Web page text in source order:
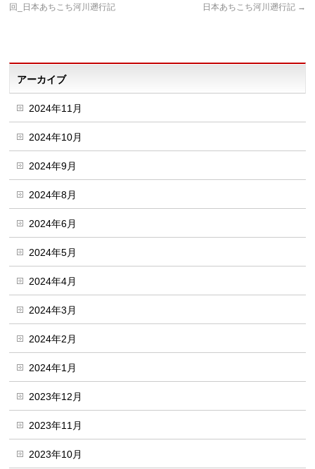
回_日本あちこち河川遡行記
日本あちこち河川遡行記 →
アーカイブ
2024年11月
2024年10月
2024年9月
2024年8月
2024年6月
2024年5月
2024年4月
2024年3月
2024年2月
2024年1月
2023年12月
2023年11月
2023年10月